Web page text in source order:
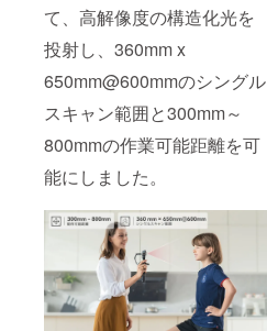
て、高解像度の構造化光を
投射し、360mm x
650mm@600mmのシングル
スキャン範囲と300mm～
800mmの作業可能距離を可
能にしました。